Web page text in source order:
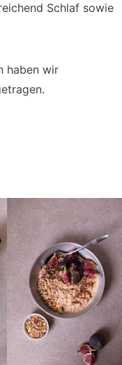
Schlaf sowie
haben wir